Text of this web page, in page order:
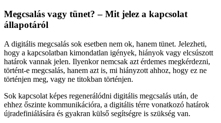
Megcsalás vagy tünet? – Mit jelez a kapcsolat
állapotáról
A digitális megcsalás sok esetben nem ok, hanem tünet. Jelezheti,
hogy a kapcsolatban kimondatlan igények, hiányok vagy elcsúszott
határok vannak jelen. Ilyenkor nemcsak azt érdemes megkérdezni,
történt-e megcsalás, hanem azt is, mi hiányzott ahhoz, hogy ez ne
történjen meg, vagy ne titokban történjen.
Sok kapcsolat képes regenerálódni digitális megcsalás után, de
ehhez őszinte kommunikációra, a digitális térre vonatkozó határok
újradefiniálására és gyakran külső segítségre is szükség van.